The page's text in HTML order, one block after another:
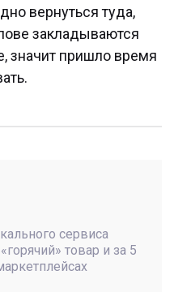
вернуться туда,
закладываются
значит пришло время
сервиса
товар и за 5